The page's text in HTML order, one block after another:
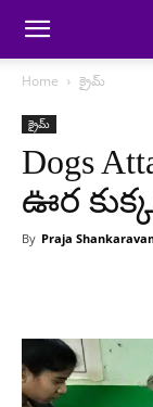
Home క్రైమ్
క్రైమ్
Dogs
ఊర
By Praja